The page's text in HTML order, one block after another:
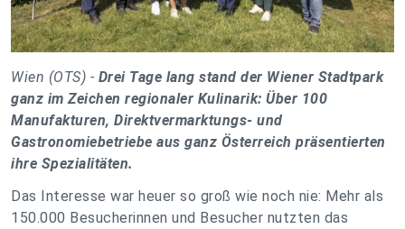
Wien (OTS) - Drei Tage lang stand der Wiener Stadtpark
ganz im Zeichen regionaler Kulinarik: Über 100
Manufakturen, Direktvermarktungs- und
Gastronomiebetriebe aus ganz Österreich präsentierten
ihre Spezialitäten.
Das Interesse war heuer so groß wie noch nie: Mehr als
150.000 Besucherinnen und Besucher nutzten das